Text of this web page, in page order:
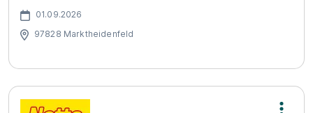
01.09.2026
97828 Marktheidenfeld